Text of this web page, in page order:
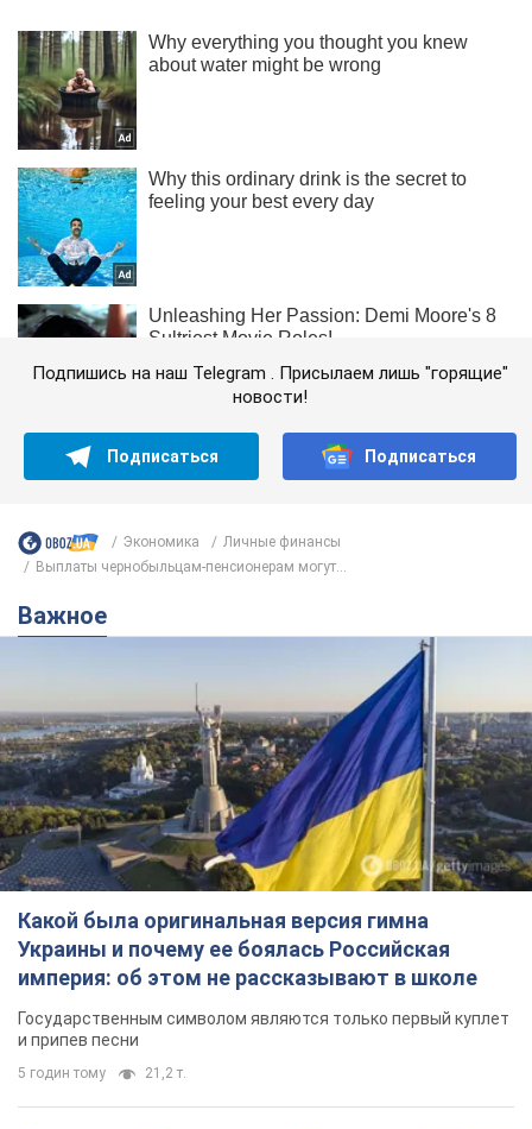
Подпишись на наш Telegram . Присылаем лишь "горящие"
новости!
Подписаться Подписаться
Выплаты чернобыльцам-пенсионерам могут...
Важное